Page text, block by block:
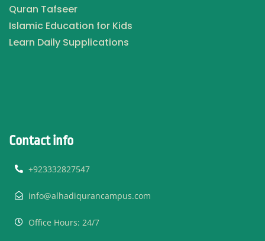
Quran Tafseer
Islamic Education for Kids
Learn Daily Supplications
Contact info
+923332827547
info@alhadiqurancampus.com
Office Hours: 24/7